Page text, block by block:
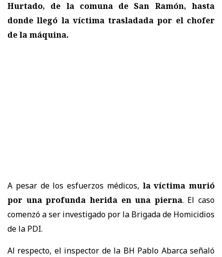
Hurtado, de la comuna de San Ramón, hasta
donde llegó la víctima trasladada por el chofer
de la máquina.
A pesar de los esfuerzos médicos, la víctima murió
por una profunda herida en una pierna. El caso
comenzó a ser investigado por la Brigada de Homicidios
de la PDI.
Al respecto, el inspector de la BH Pablo Abarca señaló